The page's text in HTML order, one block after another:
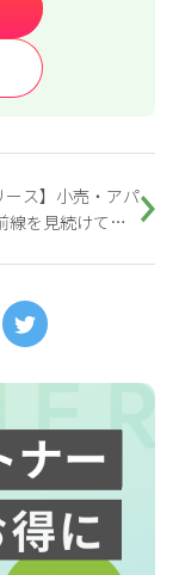
ース】小売・アパ
線を見続けてき